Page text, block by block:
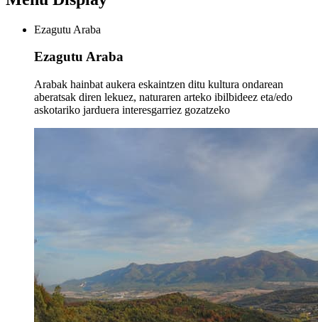
Ezagutu Araba
Ezagutu Araba
Arabak hainbat aukera eskaintzen ditu kultura ondarean
aberatsak diren lekuez, naturaren arteko ibilbideez eta/edo
askotariko jarduera interesgarriez gozatzeko